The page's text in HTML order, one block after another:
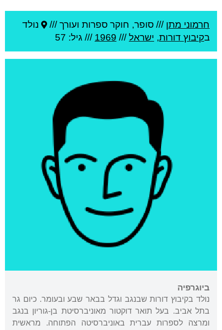
חרמוני מתן /// סופר, חוקר ספרות ועורך ///
נולד
בקיבוץ דורות, ישראל///
1969 /// גיל: 57
ביוגרפיה
נולד בקיבוץ דורות שבנגב וגדל בבאר שבע ובעומר. כיום גר
בתל אביב. בעל תואר דוקטור מאוניברסיטת בן-גוריון בנגב
ומרצה לספרות עברית באוניברסיטה הפתוחה. מראשית